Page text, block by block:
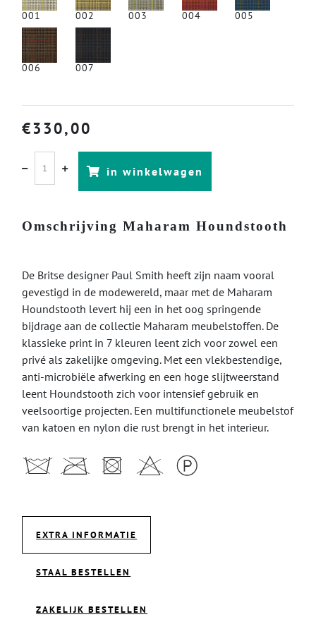
001 002 003 004 005
006 007
€330,00
in winkelwagen
Omschrijving Maharam Houndstooth
De Britse designer Paul Smith heeft zijn naam vooral
gevestigd in de modewereld, maar met de Maharam
Houndstooth levert hij een in het oog springende
bijdrage aan de collectie Maharam meubelstoffen. De
klassieke print in 7 kleuren leent zich voor zowel een
privé als zakelijke omgeving. Met een vlekbestendige,
anti-microbiële afwerking en een hoge slijtweerstand
leent Houndstooth zich voor intensief gebruik en
veelsoortige projecten. Een multifunctionele meubelstof
van katoen en nylon die rust brengt in het interieur.
EXTRA INFORMATIE
STAAL BESTELLEN
ZAKELIJK BESTELLEN